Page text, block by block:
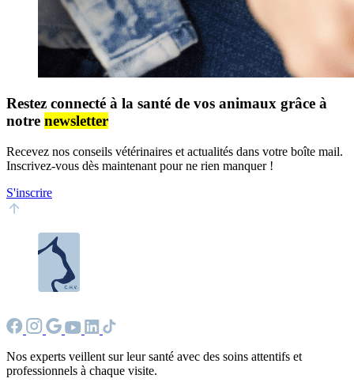
Restez connecté à la santé de vos animaux grâce à
notre newsletter
Recevez nos conseils vétérinaires et actualités dans votre boîte mail.
Inscrivez-vous dès maintenant pour ne rien manquer !
S'inscrire
Nos experts veillent sur leur santé avec des soins attentifs et
professionnels à chaque visite.